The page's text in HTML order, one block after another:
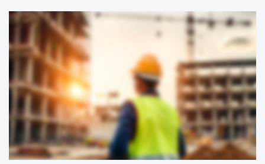
o
e
ł
e
a
r
a
c
j
o
o
d
b
n
m
n
p
ę